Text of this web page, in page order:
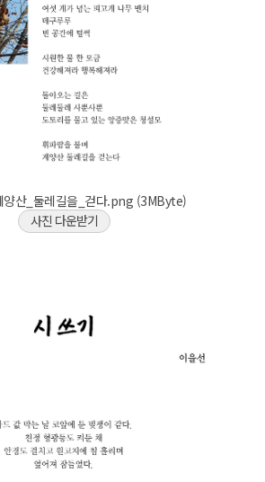
양산_둘레길을_걷다.png (3MByte)
사진 다운받기